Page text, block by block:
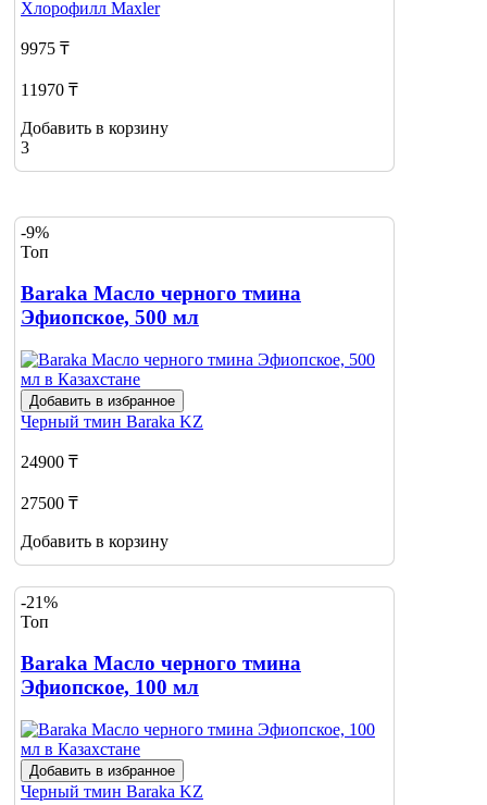
Хлорофилл Maxler
9975 ₸
11970 ₸
Добавить в корзину
3
-9%
Топ
Baraka Масло черного тмина
Эфиопское, 500 мл
Добавить в избранное
Черный тмин Baraka KZ
24900 ₸
27500 ₸
Добавить в корзину
-21%
Топ
Baraka Масло черного тмина
Эфиопское, 100 мл
Добавить в избранное
Черный тмин Baraka KZ